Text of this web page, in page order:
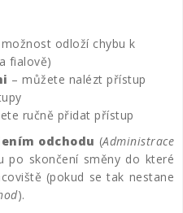
odloží chybu k
fialově)
– můžete nalézt přístup
ručně přidat přístup
odchodu (Administrace
po skončení směny do které
(pokud se tak nestane
).